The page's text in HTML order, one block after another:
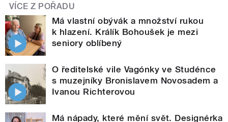
VÍCE Z POŘADU
Má vlastní obývák a množství rukou
k hlazení. Králík Bohoušek je mezi
seniory oblíbený
O ředitelské vile Vagónky ve Studénce
s muzejníky Bronislavem Novosadem a
Ivanou Richterovou
Má nápady, které mění svět. Designérka